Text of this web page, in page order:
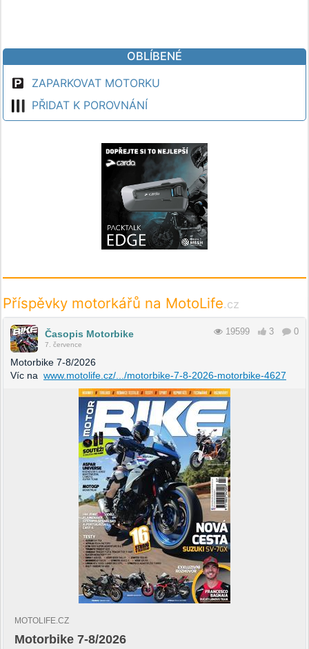
OBLÍBENÉ
ZAPARKOVAT MOTORKU
PŘIDAT K POROVNÁNÍ
Příspěvky motorkářů na MotoLife.cz
Časopis Motorbike
7. července
19599 3 0
Motorbike 7-8/2026
Víc na www.motolife.cz/.../motorbike-7-8-2026-motorbike-4627
MOTOLIFE.CZ
Motorbike 7-8/2026